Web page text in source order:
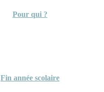
Pour qui ?
Fin année scolaire